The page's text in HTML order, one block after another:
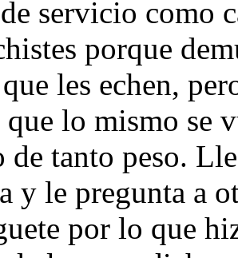
servicio como
porque
les echen,
lo mismo se
de tanto peso.
y le pregunta a
por lo que